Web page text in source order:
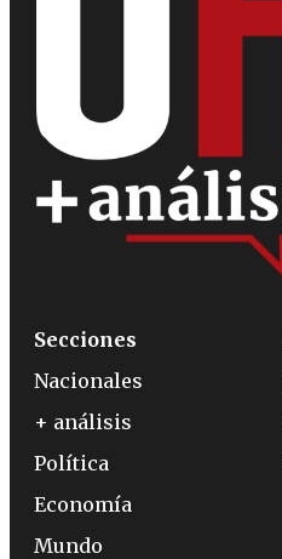
Secciones
Nacionales
+ análisis
Política
Economía
Mundo